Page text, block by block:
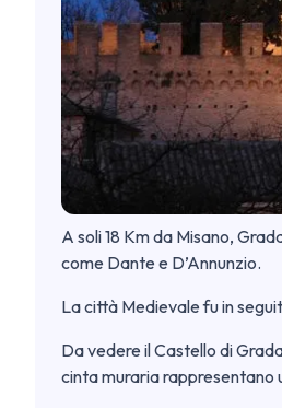
A soli 18 Km da Misano,
come Dante e D’Annunzio.
La città Medievale fu in
Da vedere il Castello di
cinta muraria